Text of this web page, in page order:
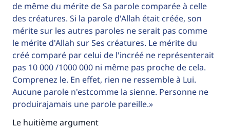
de même du mérite de Sa parole comparée à celle
des créatures. Si la parole d'Allah était créée, son
mérite sur les autres paroles ne serait pas comme
le mérite d'Allah sur Ses créatures. Le mérite du
créé comparé par celui de l'incréé ne représenterait
pas 10 000 /1000 000 ni même pas proche de cela.
Comprenez le. En effet, rien ne ressemble à Lui.
Aucune parole n'estcomme la sienne. Personne ne
produirajamais une parole pareille.
Le huitième argument